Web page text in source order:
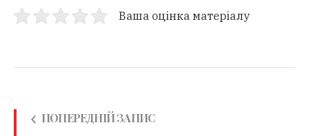
Ваша оцінка матеріалу
ПОПЕРЕДНІЙ ЗАПИС